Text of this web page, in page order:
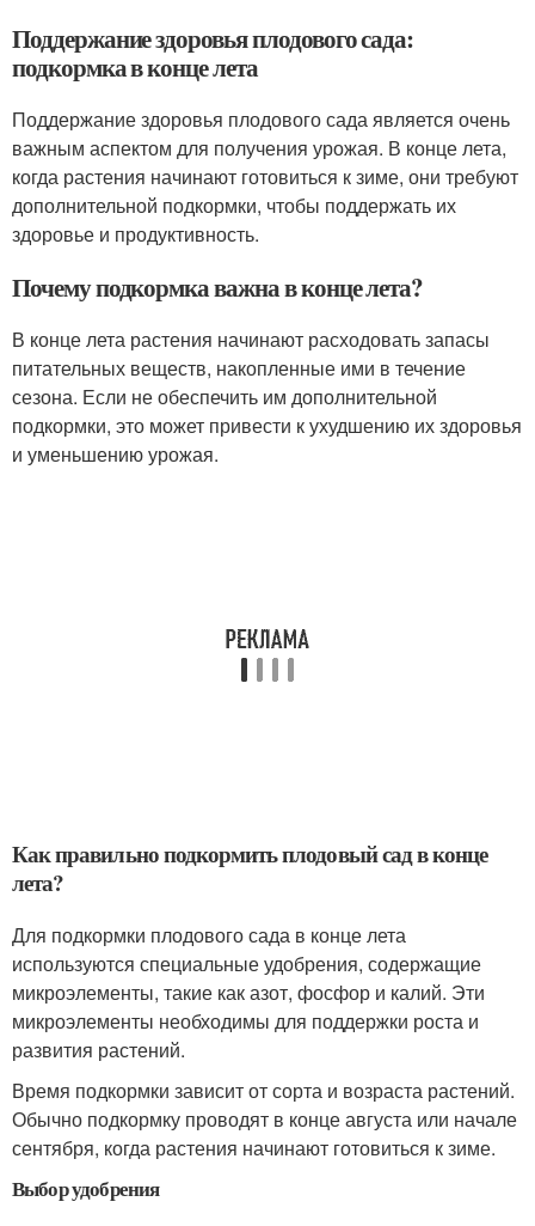
Поддержание здоровья плодового сада:
подкормка в конце лета
Поддержание здоровья плодового сада является очень
важным аспектом для получения урожая. В конце лета,
когда растения начинают готовиться к зиме, они требуют
дополнительной подкормки, чтобы поддержать их
здоровье и продуктивность.
Почему подкормка важна в конце лета?
В конце лета растения начинают расходовать запасы
питательных веществ, накопленные ими в течение
сезона. Если не обеспечить им дополнительной
подкормки, это может привести к ухудшению их здоровья
и уменьшению урожая.
Как правильно подкормить плодовый сад в конце
лета?
Для подкормки плодового сада в конце лета
используются специальные удобрения, содержащие
микроэлементы, такие как азот, фосфор и калий. Эти
микроэлементы необходимы для поддержки роста и
развития растений.
Время подкормки зависит от сорта и возраста растений.
Обычно подкормку проводят в конце августа или начале
сентября, когда растения начинают готовиться к зиме.
Выбор удобрения